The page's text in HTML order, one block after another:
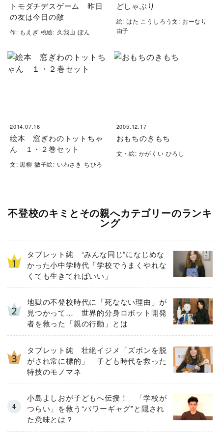
トモダチデスゲーム 昨日
の友は今日の敵
作: もえぎ 桃絵: 久我山 ぼん
どしゃぶり
絵: はた こうしろう文: おーなり
由子
2014.07.16
絵本 窓ぎわのトットちゃ
ん １・２巻セット
文: 黒柳 徹子絵: いわさき ちひろ
2005.12.17
おもちのきもち
文・絵: かがくい ひろし
不登校のキミとその親へカテゴリーのランキ
ング
タブレット純 “みんな同じ”になじめな
かった小中学時代「学校でうまくやれな
くても生きてればいい」
地獄の不登校時代に「死なない理由」が
見つかって… 世界的分身ロボット開発
者を救った「親の行動」とは
タブレット純 壮絶イジメ「ズボンを脱
がされ常に標的」 子ども時代を救った
特技のモノマネ
小島よしおが子どもへ伝授！ 「学校が
つらい」を救う“パワーギャグ”と隠され
た意味とは？